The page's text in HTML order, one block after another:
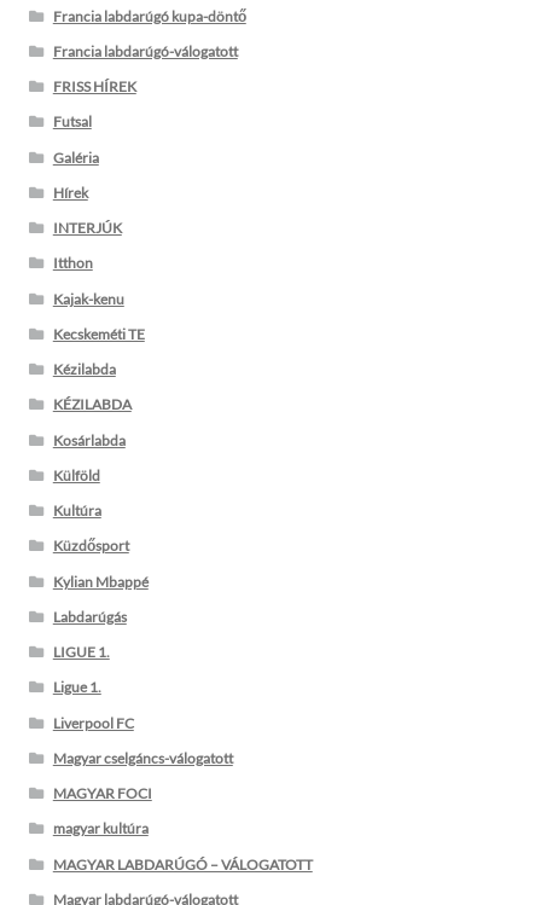
Francia labdarúgó kupa-döntő
Francia labdarúgó-válogatott
FRISS HÍREK
Futsal
Galéria
Hírek
INTERJÚK
Itthon
Kajak-kenu
Kecskeméti TE
Kézilabda
KÉZILABDA
Kosárlabda
Külföld
Kultúra
Küzdősport
Kylian Mbappé
Labdarúgás
LIGUE 1.
Ligue 1.
Liverpool FC
Magyar cselgáncs-válogatott
MAGYAR FOCI
magyar kultúra
MAGYAR LABDARÚGÓ – VÁLOGATOTT
Magyar labdarúgó-válogatott